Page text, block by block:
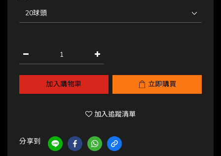
加入購物車 立即購買
加入追蹤清單
分享到